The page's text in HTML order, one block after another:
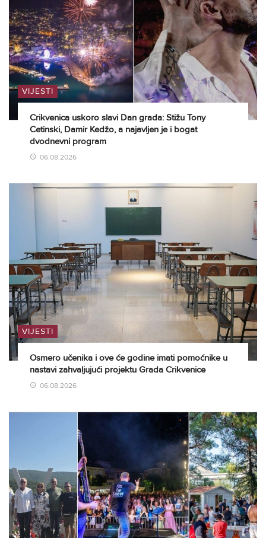
VIJESTI
Crikvenica uskoro slavi Dan grada: Stižu Tony
Cetinski, Damir Kedžo, a najavljen je i bogat
dvodnevni program
06.08.2026
VIJESTI
Osmero učenika i ove će godine imati pomoćnike u
nastavi zahvaljujući projektu Grada Crikvenice
06.08.2026